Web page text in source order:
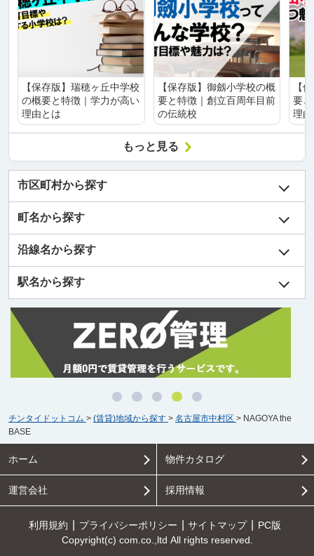
【保存版】瑞穂ヶ丘中学校
の概要と特徴｜学力が高い
理由とは
【保存版】御劔小学校の概
要と特徴｜創立百周年目前
の伝統校
【
要
理
もっと見る
市区町村から探す
町名から探す
沿線名から探す
駅名から探す
チンタイドットコム > (賃貸)地域から探す > 名古屋市中村区 > NAGOYA the
BASE
ホーム 物件カタログ
運営会社 採用情報
利用規約 プライバシーポリシー サイトマップ
PC版
Copyright(c) com.co.,ltd All rights reserved.